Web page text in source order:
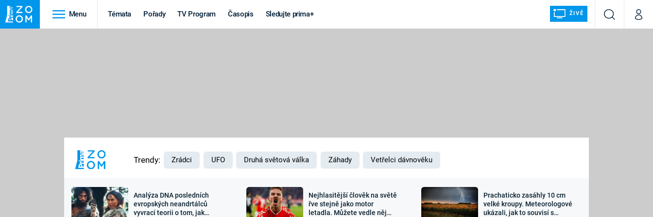
Menu Témata Pořady TV Program Časopis Sledujte prima+ ŽIVĚ
VyhledáváníMůj
MARS
Výročí
Záhady a
Zajímavosti Sledujte nás
Trendy: Zrádci UFO Druhá světová válka Záhady Vetřelci dávnověku
Analýza DNA posledních
evropských neandrtálců
vyvrací teorii o tom, jak
Nejhlasitější člověk na světě
řve stejně jako motor
letadla. Můžete vedle něj
Prachaticko zasáhly 10 cm
velké kroupy. Meteorologové
ukázali, jak to souvisí s